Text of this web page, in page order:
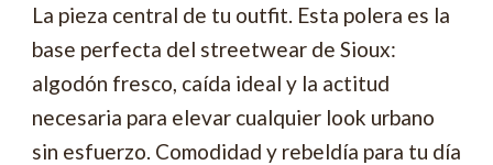
La pieza central de tu outfit. Esta polera es la
base perfecta del streetwear de Sioux:
algodón fresco, caída ideal y la actitud
necesaria para elevar cualquier look urbano
sin esfuerzo. Comodidad y rebeldía para tu día